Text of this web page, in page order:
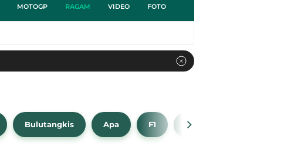
MOTOGP RAGAM VIDEO FOTO
Bulutangkis Apa F1 NBA